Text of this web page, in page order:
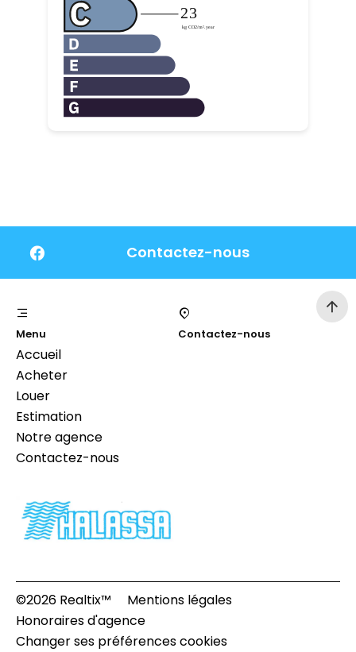
Contactez-nous
Menu
Accueil
Acheter
Louer
Estimation
Notre agence
Contactez-nous
Contactez-nous
©2026 Realtix™
Mentions légales
Honoraires d'agence
Changer ses préférences cookies